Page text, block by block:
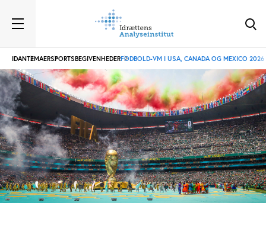
IDANTEMAERSPORTSBEGIVENHEDERFODBOLD-VM I USA, CANADA OG MEXICO 2026